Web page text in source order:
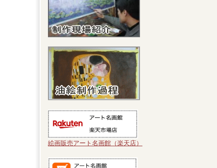
絵画販売アート名画館（楽天店）